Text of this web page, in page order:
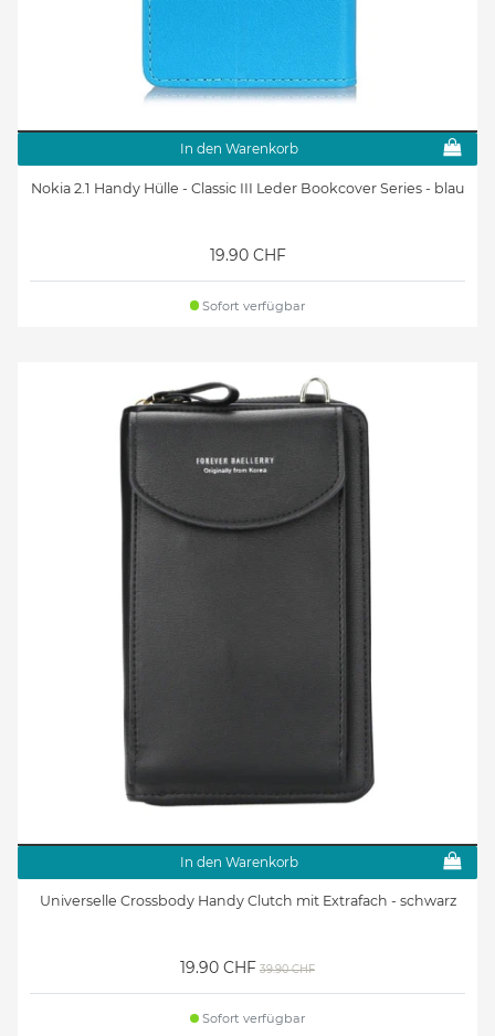
In den Warenkorb
Nokia 2.1 Handy Hülle - Classic III Leder Bookcover Series - blau
19.90 CHF
Sofort verfügbar
In den Warenkorb
Universelle Crossbody Handy Clutch mit Extrafach - schwarz
19.90 CHF 39.90 CHF
Sofort verfügbar